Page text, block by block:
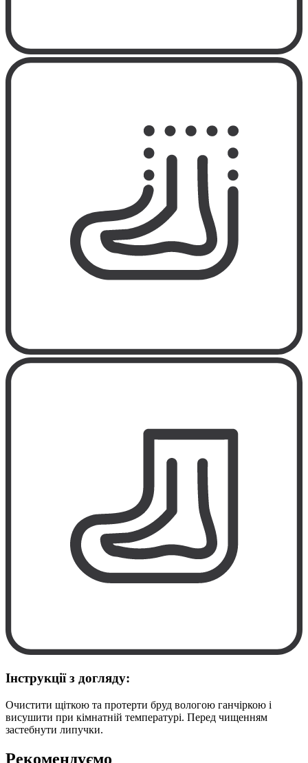
Інструкції з догляду:
Очистити щіткою та протерти бруд вологою ганчіркою і
висушити при кімнатній температурі. Перед чищенням
застебнути липучки.
Рекомендуємо